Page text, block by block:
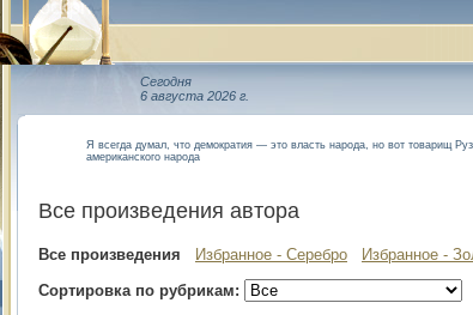
Сегодня
6 августа 2026 г.
Я всегда думал, что демократия — это власть народа, но вот товарищ
американского народа
Все произведения автора
Все произведения Избранное - Серебро Избранное -
Сортировка по рубрикам: